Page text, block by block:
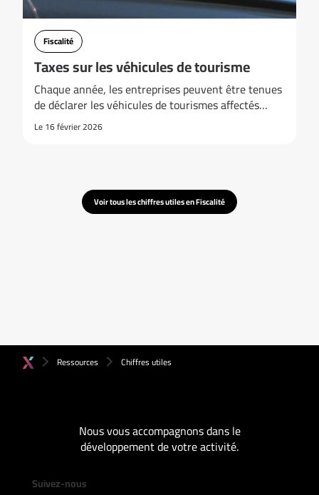
Fiscalité
Taxes sur les véhicules de tourisme
Chaque année, les entreprises peuvent être tenues
de déclarer les véhicules de tourismes affectés…
Le 16 février 2026
Voir tous les chiffres utiles en Fiscalité
Ressources Chiffres utiles
Nous vous accompagnons dans le
développement de votre activité.
Suivez-nous